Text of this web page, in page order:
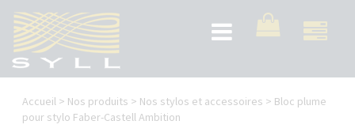
contenu
principal
Toggle
navigation
Vous
êtes
Accueil > Nos produits > Nos stylos et accessoires > Bloc plume
pour stylo Faber-Castell Ambition